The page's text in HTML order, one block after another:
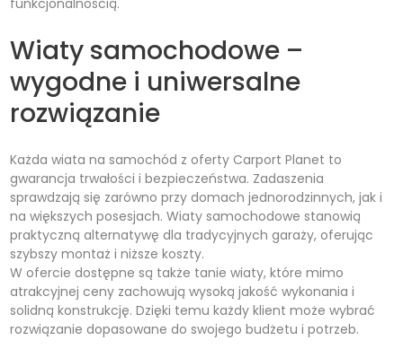
funkcjonalnością.
Wiaty samochodowe –
wygodne i uniwersalne
rozwiązanie
Każda wiata na samochód z oferty Carport Planet to
gwarancja trwałości i bezpieczeństwa. Zadaszenia
sprawdzają się zarówno przy domach jednorodzinnych, jak i
na większych posesjach. Wiaty samochodowe stanowią
praktyczną alternatywę dla tradycyjnych garaży, oferując
szybszy montaż i niższe koszty.
W ofercie dostępne są także tanie wiaty, które mimo
atrakcyjnej ceny zachowują wysoką jakość wykonania i
solidną konstrukcję. Dzięki temu każdy klient może wybrać
rozwiązanie dopasowane do swojego budżetu i potrzeb.